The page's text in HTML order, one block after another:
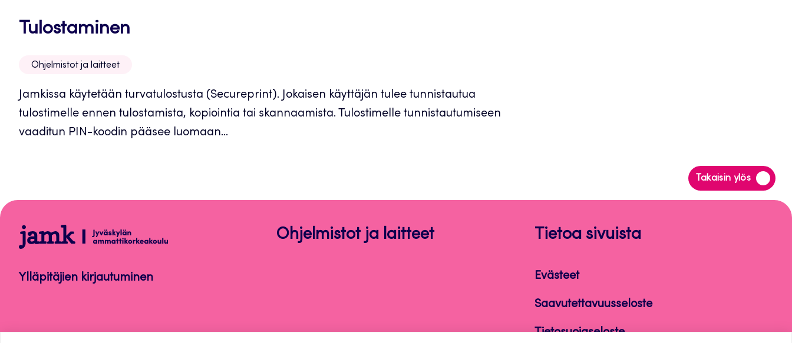
Tulostaminen
Ohjelmistot ja laitteet
Jamkissa käytetään turvatulostusta (Secureprint). Jokaisen käyttäjän tulee tunnistautua
tulostimelle ennen tulostamista, kopiointia tai skannaamista. Tulostimelle tunnistautumiseen
vaaditun PIN-koodin pääsee luomaan...
Takaisin ylös
Siirry
takaisin
Ohjelmistot
ja
laitteet
Ylläpitäjien kirjautuminen
Ohjelmistot ja laitteet Tietoa sivuista
Evästeet
Saavutettavuusseloste
Tietosuojaseloste